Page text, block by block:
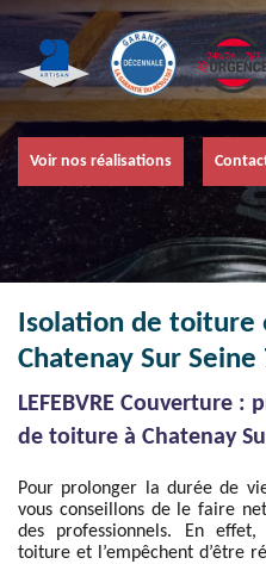
Voir nos réalisations
Isolation de toiture
Chatenay Sur Seine
LEFEBVRE Couverture
de toiture à Chatenay
Pour prolonger la durée de
vous conseillons de le faire
des professionnels. En
toiture et l’empêchent d’être